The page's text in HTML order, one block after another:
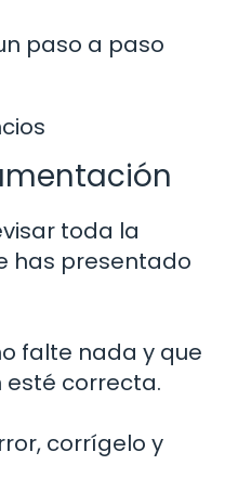
paso a paso
toda la
has presentado
falte nada y que
correcta.
corrígelo y